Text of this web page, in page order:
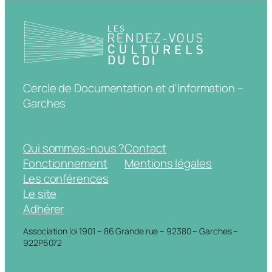
Cercle de Documentation et d'Information –
Garches
Qui sommes-nous ?
Fonctionnement
Les conférences
Le site
Adhérer
Contact
Mentions légales
Association loi 1901 – 86 Grande rue – 92380 – Garches –
922P6072